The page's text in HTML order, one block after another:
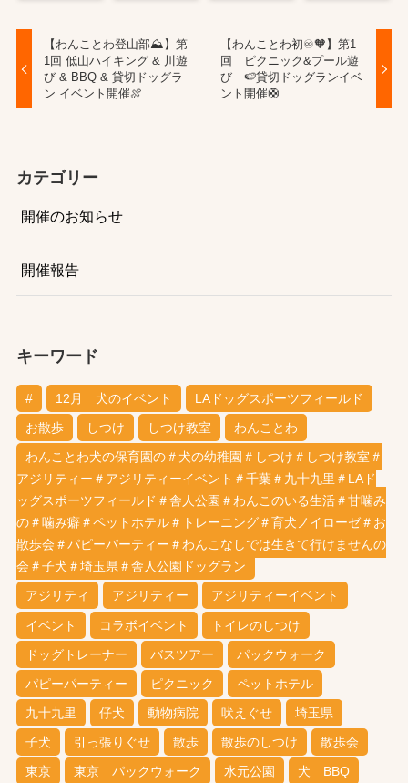
【わんことわ登山部⛰️】第
1回 低山ハイキング & 川遊
び & BBQ & 貸切ドッグラ
ン イベント開催🍖
【わんことわ初♾️🧡】第1
回 ピクニック&プール遊
び 🍉貸切ドッグランイベ
ント開催🛟
カテゴリー
開催のお知らせ
開催報告
キーワード
# 12月 犬のイベント LAドッグスポーツフィールド
お散歩 しつけ しつけ教室 わんことわ
わんことわ犬の保育園の＃犬の幼稚園＃しつけ＃しつけ教室＃
アジリティー＃アジリティーイベント＃千葉＃九十九里＃LAド
ッグスポーツフィールド＃舎人公園＃わんこのいる生活＃甘噛み
の＃噛み癖＃ペットホテル＃トレーニング＃育犬ノイローゼ＃お
散歩会＃パピーパーティー＃わんこなしでは生きて行けませんの
会＃子犬＃埼玉県＃舎人公園ドッグラン
アジリティ アジリティー アジリティーイベント
イベント コラボイベント トイレのしつけ
ドッグトレーナー バスツアー パックウォーク
パピーパーティー ピクニック ペットホテル
九十九里 仔犬 動物病院 吠えぐせ 埼玉県
子犬 引っ張りぐせ 散歩 散歩のしつけ 散歩会
東京 東京 パックウォーク 水元公園 犬 BBQ